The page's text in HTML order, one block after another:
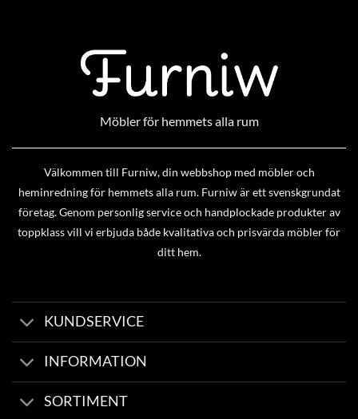
Möbler för hemmets alla rum
Välkommen till Furniw, din webbshop med möbler och
heminredning för hemmets alla rum. Furniw är ett svenskgrundat
företag. Genom personlig service och handplockade produkter av
toppklass vill vi erbjuda både kvalitativa och prisvärda möbler för
ditt hem.
KUNDSERVICE
INFORMATION
SORTIMENT